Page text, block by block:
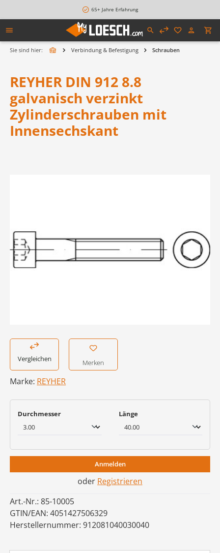
65+ Jahre Erfahrung
Sie sind hier: Verbindung & Befestigung Schrauben
REYHER DIN 912 8.8
galvanisch verzinkt
Zylinderschrauben mit
Innensechskant
Vergleichen Merken
Marke: REYHER
Durchmesserauswählen Längeauswählen
Anmelden
oder Registrieren
Art.-Nr.: 85-10005
GTIN/EAN: 4051427506329
Herstellernummer: 912081040030040